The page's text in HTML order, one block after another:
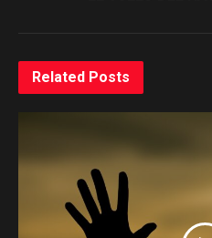
Related Posts